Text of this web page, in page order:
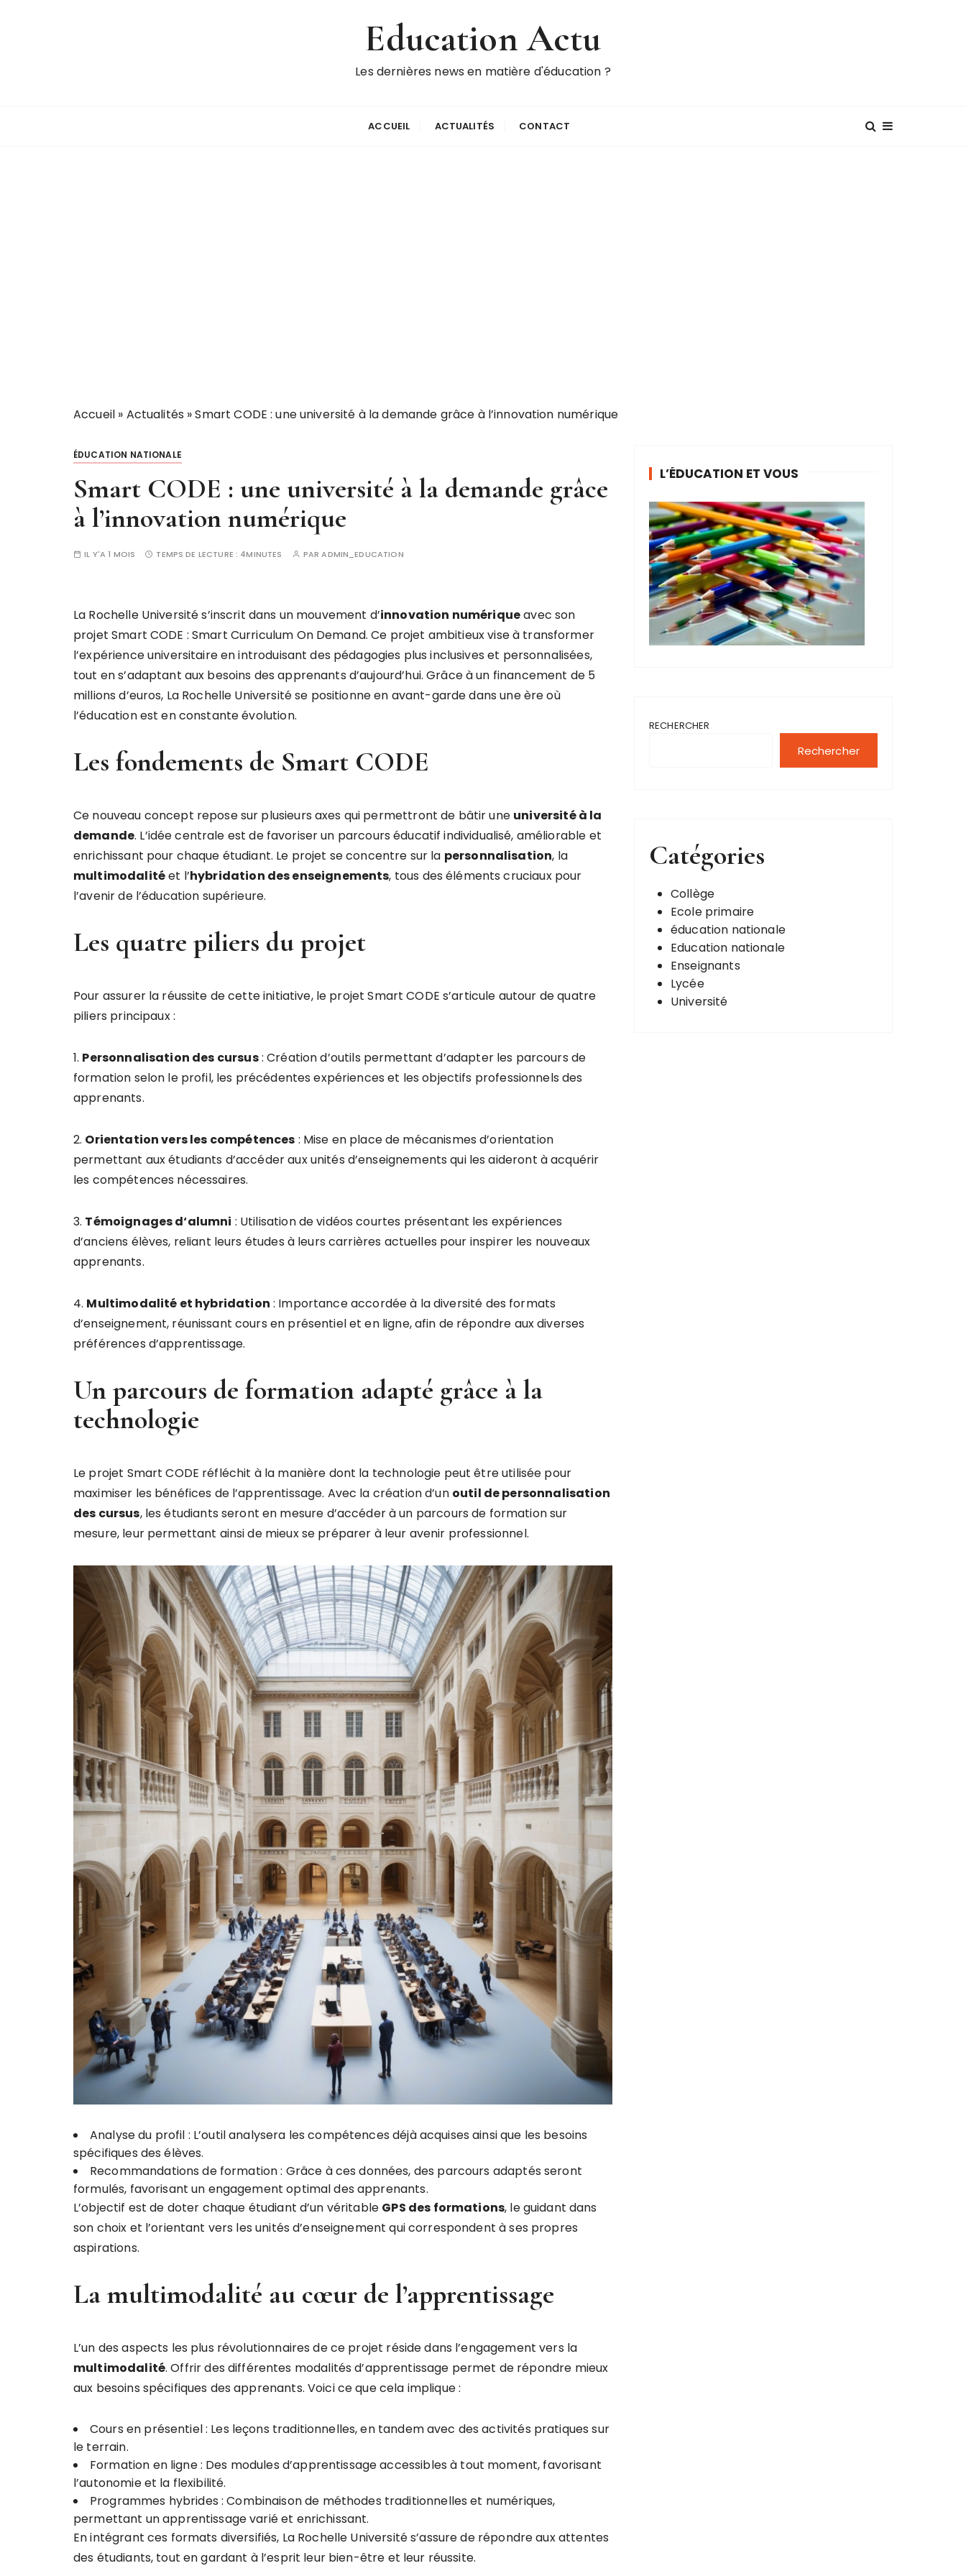
Education Actu
Les dernières news en matière d'éducation ?
ACCUEIL ACTUALITÉS CONTACT
Accueil » Actualités »Smart CODE : une université à la demande grâce à l’innovation numérique
ÉDUCATION NATIONALE
Smart CODE : une université à la demande grâce
à l’innovation numérique
IL Y'A 1 MOIS TEMPS DE LECTURE : 4MINUTES PARADMIN_EDUCATION
La Rochelle Université s’inscrit dans un mouvement d’innovation numériqueavec son
projet Smart CODE : Smart Curriculum On Demand. Ce projet ambitieux vise à transformer
l’expérience universitaire en introduisant des pédagogies plus inclusives et personnalisées,
tout en s’adaptant aux besoins des apprenants d’aujourd’hui. Grâce à un financement de 5
millions d’euros, La Rochelle Université se positionne en avant-garde dans une ère où
l’éducation est en constante évolution.
Les fondements de Smart CODE
Ce nouveau concept repose sur plusieurs axes qui permettront de bâtir une universitéà la
demande. L’idée centrale est de favoriser un parcours éducatif individualisé, améliorable et
enrichissant pour chaque étudiant. Le projet se concentre sur la personnalisation, la
multimodalitéet l’hybridation desenseignements, tous des éléments cruciaux pour
l’avenir de l’éducation supérieure.
Les quatre piliers du projet
Pour assurer la réussite de cette initiative, le projet Smart CODE s’articule autour de quatre
piliers principaux :
1. Personnalisation des cursus: Création d’outils permettant d’adapter les parcours de
formation selon le profil, les précédentes expériences et les objectifs professionnels des
apprenants.
2. Orientationversles compétences : Mise en place de mécanismes d’orientation
permettant aux étudiants d’accéder aux unités d’enseignements qui les aideront à acquérir
les compétences nécessaires.
3. Témoignagesd‘alumni : Utilisation de vidéos courtes présentant les expériences
d’anciens élèves, reliant leurs études à leurs carrières actuelles pour inspirer les nouveaux
apprenants.
4. Multimodalité et hybridation : Importance accordée à la diversité des formats
d’enseignement, réunissant cours en présentiel et en ligne, afin de répondre aux diverses
préférences d’apprentissage.
Un parcours de formation adapté grâce à la
technologie
Le projet Smart CODE réfléchit à la manière dont la technologie peut être utilisée pour
maximiser les bénéfices de l’apprentissage. Avec la création d’un outil depersonnalisation
des cursus, les étudiants seront en mesure d’accéder à un parcours de formation sur
mesure, leur permettant ainsi de mieux se préparer à leur avenir professionnel.
Analyse du profil : L’outil analysera les compétences déjà acquises ainsi que les besoins
spécifiques des élèves.
Recommandations de formation : Grâce à ces données, des parcours adaptés seront
formulés, favorisant un engagement optimal des apprenants.
L’objectif est de doter chaque étudiant d’un véritable GPS des formations, le guidant dans
son choix et l’orientant vers les unités d’enseignement qui correspondent à ses propres
aspirations.
La multimodalité au cœur de l’apprentissage
L’un des aspects les plus révolutionnaires de ce projet réside dans l’engagement vers la
multimodalité. Offrir des différentes modalités d’apprentissage permet de répondre mieux
aux besoins spécifiques des apprenants. Voici ce que cela implique :
Cours en présentiel : Les leçons traditionnelles, en tandem avec des activités pratiques sur
le terrain.
Formation en ligne : Des modules d’apprentissage accessibles à tout moment, favorisant
l’autonomie et la flexibilité.
Programmes hybrides : Combinaison de méthodes traditionnelles et numériques,
permettant un apprentissage varié et enrichissant.
En intégrant ces formats diversifiés, La Rochelle Université s’assure de répondre aux attentes
des étudiants, tout en gardant à l’esprit leur bien-être et leur réussite.
L’ÉDUCATION ET VOUS
RECHERCHER
Rechercher
Catégories
Collège
Ecole primaire
éducation nationale
Education nationale
Enseignants
Lycée
Université